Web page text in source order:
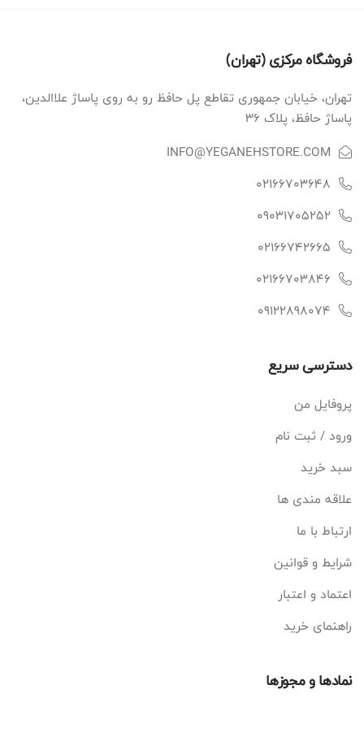
فروشگاه مرکزی (تهران)
تهران، خیابان جمهوری تقاطع پل حافظ رو به روی پاساژ علاالدین،
پاساژ حافظ، پلاک ۳۶
INFO@YEGANEHSTORE.COM
02166703648
09031705252
02166742665
02166703846
09122898074
دسترسی سریع
پروفایل من
ورود / ثبت نام
سبد خرید
علاقه مندی ها
ارتباط با ما
شرایط و قوانین
اعتماد و اعتبار
راهنمای خرید
نمادها و مجوزها